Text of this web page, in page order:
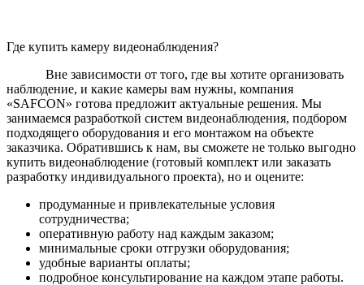
Где купить камеру видеонаблюдения?
Вне зависимости от того, где вы хотите организовать
наблюдение, и какие камеры вам нужны, компания
«SAFCON» готова предложит актуальные решения. Мы
занимаемся разработкой систем видеонаблюдения, подбором
подходящего оборудования и его монтажом на объекте
заказчика. Обратившись к нам, вы сможете не только выгодно
купить видеонаблюдение (готовый комплект или заказать
разработку индивидуального проекта), но и оцените:
продуманные и привлекательные условия
сотрудничества;
оперативную работу над каждым заказом;
минимальные сроки отгрузки оборудования;
удобные варианты оплаты;
подробное консультирование на каждом этапе работы.